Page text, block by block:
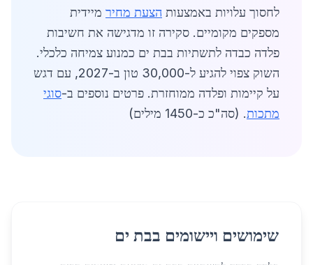
לחסוך עלויות באמצעות הצעת מחיר מיידית
מספקים מקומיים. סקירה זו מדגישה את חשיבות
פלדה כבדה לתשתיות בבת ים כמנוע צמיחה כלכלי.
השוק צפוי להגיע ל-30,000 טון ב-2027, עם דגש
על קיימות ופלדה ממוחזרת. פרטים נוספים ב-סוגי
מתכות. (סה"כ כ-1450 מילים)
שימושים ויישומים בבת ים